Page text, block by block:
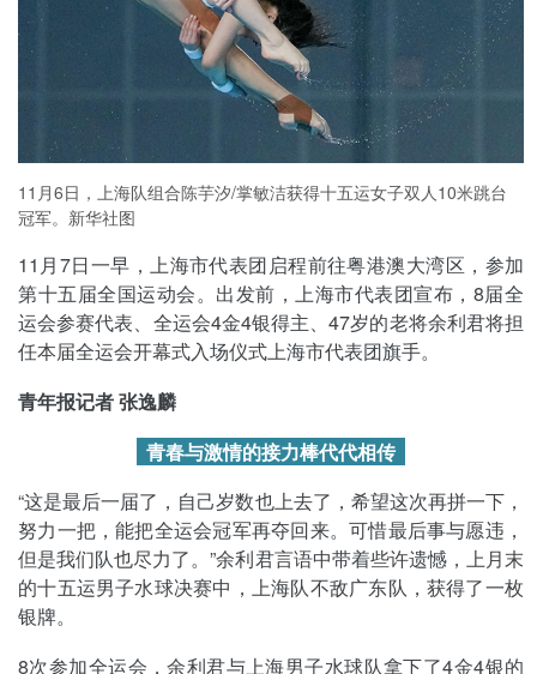
11月6日，上海队组合陈芋汐/掌敏洁获得十五运女子双人10米跳台
冠军。新华社图
11月7日一早，上海市代表团启程前往粤港澳大湾区，参加
第十五届全国运动会。出发前，上海市代表团宣布，8届全
运会参赛代表、全运会4金4银得主、47岁的老将余利君将担
任本届全运会开幕式入场仪式上海市代表团旗手。
青年报记者 张逸麟
青春与激情的接力棒代代相传
“这是最后一届了，自己岁数也上去了，希望这次再拼一下，
努力一把，能把全运会冠军再夺回来。可惜最后事与愿违，
但是我们队也尽力了。”余利君言语中带着些许遗憾，上月末
的十五运男子水球决赛中，上海队不敌广东队，获得了一枚
银牌。
8次参加全运会，余利君与上海男子水球队拿下了4金4银的